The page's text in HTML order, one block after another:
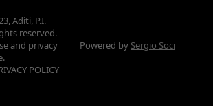
Aditi, P.I.
reserved.
and privacy
POLICY
Powered by Sergio Soci